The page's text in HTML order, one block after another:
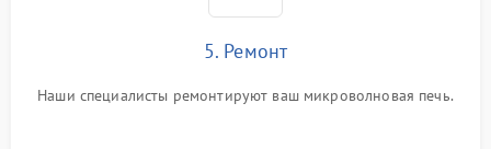
5. Ремонт
Наши специалисты ремонтируют ваш микроволновая печь.